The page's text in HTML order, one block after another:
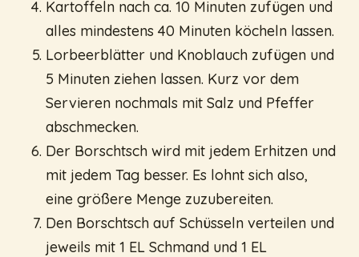
Kartoffeln nach ca. 10 Minuten zufügen und
alles mindestens 40 Minuten köcheln lassen.
Lorbeerblätter und Knoblauch zufügen und
5 Minuten ziehen lassen. Kurz vor dem
Servieren nochmals mit Salz und Pfeffer
abschmecken.
Der Borschtsch wird mit jedem Erhitzen und
mit jedem Tag besser. Es lohnt sich also,
eine größere Menge zuzubereiten.
Den Borschtsch auf Schüsseln verteilen und
jeweils mit 1 EL Schmand und 1 EL